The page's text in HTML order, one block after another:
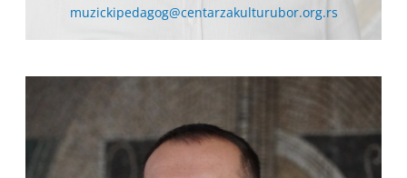
muzickipedagog@centarzakulturubor.org.rs